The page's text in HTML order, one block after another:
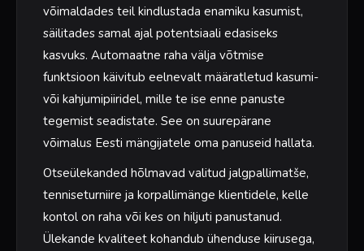
võimaldades teil kindlustada enamiku kasumist,
säilitades samal ajal potentsiaali edasiseks
kasvuks. Automaatne raha välja võtmise
funktsioon käivitub eelnevalt määratletud kasumi-
või kahjumipiiridel, mille te ise enne panuste
tegemist seadistate. See on suurepärane
võimalus Eesti mängijatele oma panuseid hallata.
Otseülekanded hõlmavad valitud jalgpallimatše,
tenniseturniire ja korpallimänge klientidele, kelle
kontol on raha või kes on hiljuti panustanud.
Ülekande kvaliteet kohandub ühenduse kiirusega,